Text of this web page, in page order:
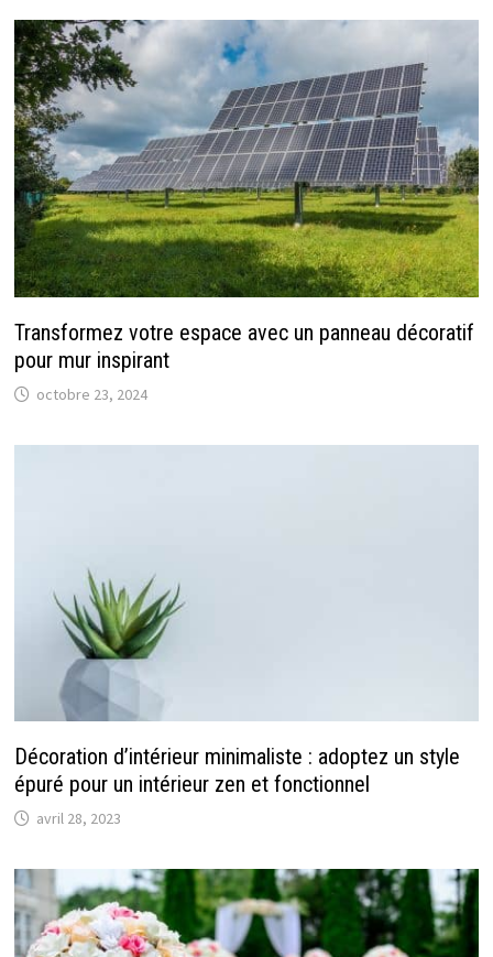
Transformez votre espace avec un panneau décoratif
pour mur inspirant
octobre 23, 2024
Décoration d’intérieur minimaliste : adoptez un style
épuré pour un intérieur zen et fonctionnel
avril 28, 2023